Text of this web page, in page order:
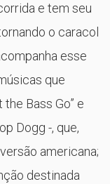
e tem seu
o caracol
esse
que
Bass Go” e
Dogg -, que,
americana;
destinada